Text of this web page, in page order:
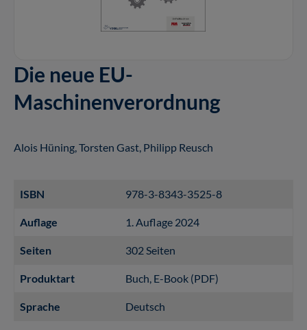
Die neue EU-
Maschinenverordnung
Alois Hüning, Torsten Gast, Philipp Reusch
ISBN 978-3-8343-3525-8
Auflage 1. Auflage 2024
Seiten 302 Seiten
Produktart Buch , E-Book (PDF)
Sprache Deutsch